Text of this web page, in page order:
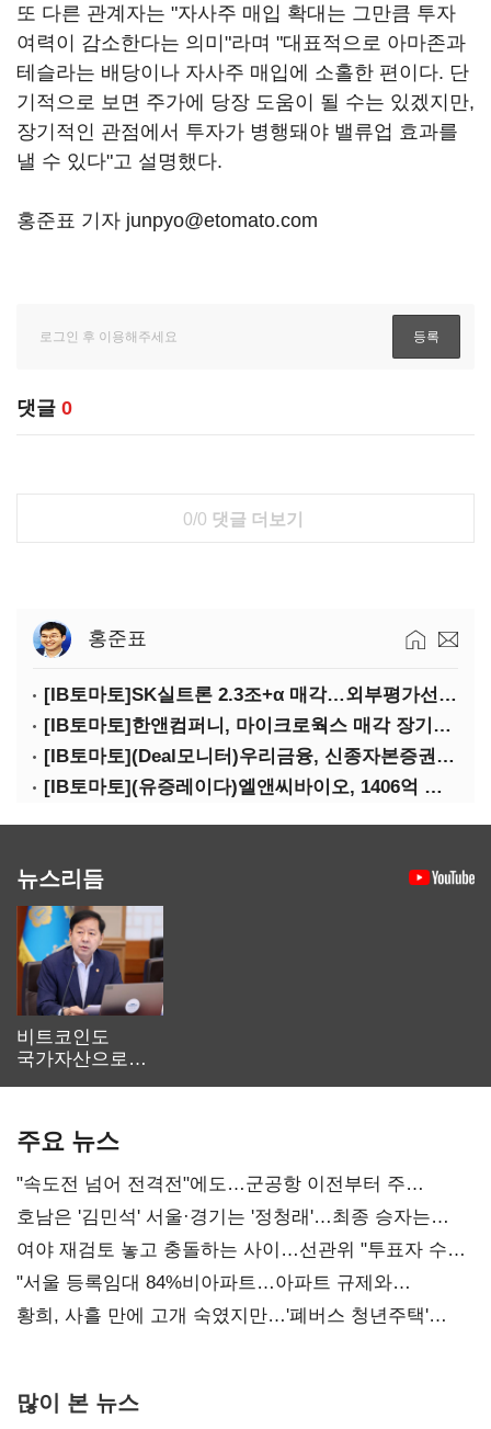
또 다른 관계자는 "자사주 매입 확대는 그만큼 투자
여력이 감소한다는 의미"라며 "대표적으로 아마존과
테슬라는 배당이나 자사주 매입에 소홀한 편이다. 단
기적으로 보면 주가에 당장 도움이 될 수는 있겠지만,
장기적인 관점에서 투자가 병행돼야 밸류업 효과를
낼 수 있다"고 설명했다.
홍준표 기자 junpyo@etomato.com
댓글 0
0/0 댓글 더보기
홍준표
[IB토마토]SK실트론 2.3조+α 매각…외부평가선 추가대금 가치 '0원'
[IB토마토]한앤컴퍼니, 마이크로웍스 매각 장기화 대비…배당 회수판 깔았다
[IB토마토](Deal모니터)우리금융, 신종자본증권 발행했지만 차환금리 '부담'
[IB토마토](유증레이다)엘앤씨바이오, 1406억 유증…최대주주는 절반만 청약
뉴스리듬
비트코인도
국가자산으로…'
주요 뉴스
"속도전 넘어 전격전"에도…군공항 이전부터 주
52시간까지 '뇌관'
호남은 '김민석' 서울·경기는 '정청래'…최종 승자는
'안갯속'
여야 재검토 놓고 충돌하는 사이…선관위 "투표자 수
오차 당연"
"서울 등록임대 84%비아파트…아파트 규제와
달리해야"
황희, 사흘 만에 고개 숙였지만…'폐버스 청년주택'
많이 본 뉴스